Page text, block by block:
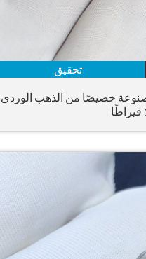
تحقيق
خصيصًا من الذهب الوردي